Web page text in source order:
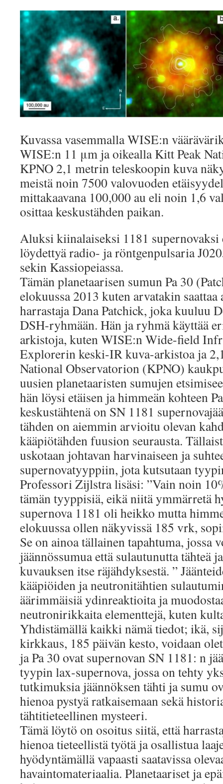
Kuvassa vasemmalla WISE:n
WISE:n 11 μm ja oikealla Kitt Peak
KPNO 2,1 metrin teleskoopin kuva
meistä noin 7500 valovuoden
mittakaavana 100,000 au eli noin 1,6
osittaa keskustähden paikan.
Aluksi kiinalaiseksi 1181
löydettyä radio- ja röntgenpulsaria
sekin Kassiopeiassa.
Tämän planetaarisen sumun Pa 30
elokuussa 2013 kuten arvatakin
harrastaja Dana Patchick, joka kuuluu
DSH-ryhmään. Hän ja ryhmä käyttää
arkistoja, kuten WISE:n Wide-field
Explorerin keski-IR kuva-arkistoa ja
National Observatorion (KPNO)
uusien planetaaristen sumujen
hän löysi etäisen ja himmeän kohteen
keskustähtenä on SN 1181
tähden on aiemmin arvioitu olevan
kääpiötähden fuusion seurausta.
uskotaan johtavan harvinaiseen ja
supernovatyyppiin, jota kutsutaan
Professori Zijlstra lisäsi: ”Vain noin
tämän tyyppisiä, eikä niitä ymmärretä
supernova 1181 oli heikko mutta
elokuussa ollen näkyvissä 185 vrk,
Se on ainoa tällainen tapahtuma, jossa
jäännössumua että sulautunutta tähteä
kuvauksen itse räjähdyksestä. ”
kääpiöiden ja neutronitähtien
äärimmäisiä ydinreaktioita ja
neutronirikkaita elementtejä, kuten
Yhdistämällä kaikki nämä tiedot; ikä,
kirkkaus, 185 päivän kesto, voidaan
ja Pa 30 ovat supernovan SN 1181: n
tyypin lax-supernova, jossa on tehty
tutkimuksia jäännöksen tähti ja sumu
hienoa pystyä ratkaisemaan sekä
tähtitieteellinen mysteeri.
Tämä löytö on osoitus siitä, että
hienoa tieteellistä työtä ja osallistua
hyödyntämällä vapaasti saatavissa
havaintomateriaalia. Planetaariset ja